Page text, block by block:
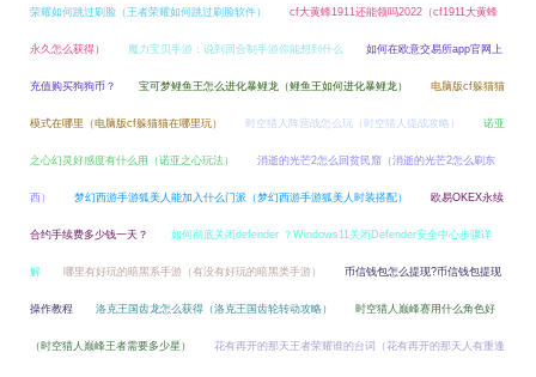
荣耀如何跳过刷脸（王者荣耀如何跳过刷脸软件） cf大黄蜂1911还能领吗2022（cf1911大黄蜂
永久怎么获得） 魔力宝贝手游：说到回合制手游你能想到什么 如何在欧意交易所app官网上
充值购买狗狗币？ 宝可梦鲤鱼王怎么进化暴鲤龙（鲤鱼王如何进化暴鲤龙） 电脑版cf躲猫猫
模式在哪里（电脑版cf躲猫猫在哪里玩） 时空猎人阵营战怎么玩（时空猎人提战攻略） 诺亚
之心幻灵好感度有什么用（诺亚之心玩法） 消逝的光芒2怎么回贫民窟（消逝的光芒2怎么刷东
西） 梦幻西游手游狐美人能加入什么门派（梦幻西游手游狐美人时装搭配） 欧易OKEX永续
合约手续费多少钱一天？ 如何彻底关闭defender ？Windows11关闭Defender安全中心步骤详
解 哪里有好玩的暗黑系手游（有没有好玩的暗黑类手游） 币信钱包怎么提现?币信钱包提现
操作教程 洛克王国齿龙怎么获得（洛克王国齿轮转动攻略） 时空猎人巅峰赛用什么角色好
（时空猎人巅峰王者需要多少星） 花有再开的那天王者荣耀谁的台词（花有再开的那天人有重逢